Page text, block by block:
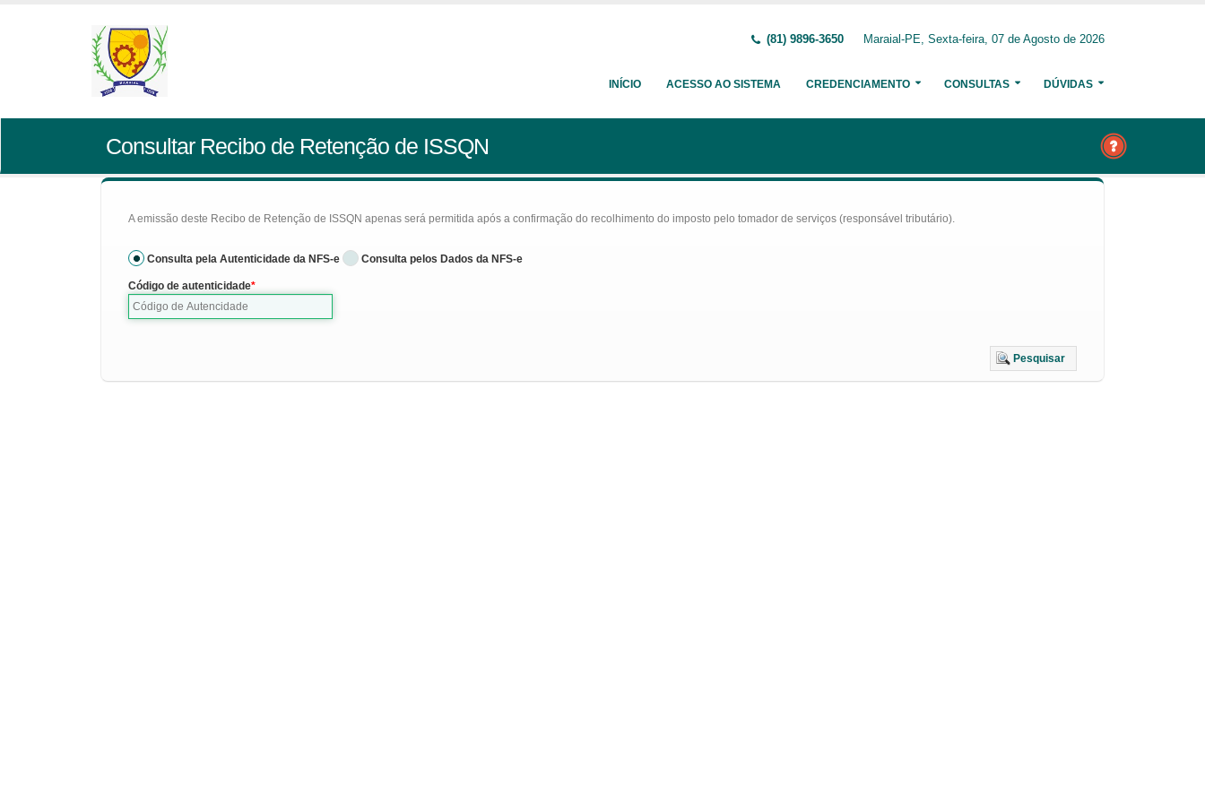
(81) 9896-3650 Maraial-PE, Sexta-feira, 07 de Agosto de 2026
INÍCIO ACESSO AO SISTEMA CREDENCIAMENTO CONSULTAS DÚVIDAS
Consultar Recibo de Retenção de ISSQN
A emissão deste Recibo de Retenção de ISSQN apenas será permitida após a confirmação do recolhimento do imposto pelo tomador de serviços (responsável tributário).
Consulta pela Autenticidade da NFS-e Consulta pelos Dados da NFS-e
Código de autenticidade
Pesquisar